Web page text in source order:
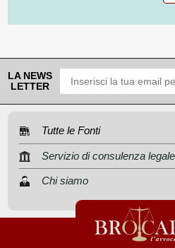
LA NEWS
LETTER
Tutte le Fonti
Servizio di consulenza legale
Chi siamo